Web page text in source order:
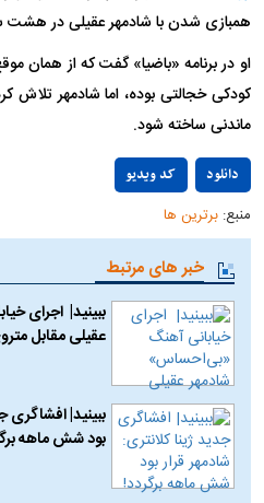
همبازی شدن با شادمهر عقیلی در
او در برنامه «باضیا» گفت که از همان
کودکی خجالتی بوده، اما شادمهر تلاش
ماندنی ساخته شود.
کد ویدیو
دانلود
منبع:برترین ها
خبر های مرتبط
ببینید| اجرای
عقیلی مقابل
ببینید| افشاگری
بود شش ماهه